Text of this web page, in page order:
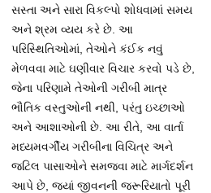
સસ્તા અને સારા વિકલ્પો શોધવામાં સમય
અને શ્રમ વ્યય કરે છે. આ
પરિસ્થિતિઓમાં, તેઓને કંઈક નવું
મેળવવા માટે ઘણીવાર વિચાર કરવો પડે છે,
જેના પરિણામે તેઓની ગરીબી માત્ર
ભૌતિક વસ્તુઓની નથી, પરંતુ ઇચ્છાઓ
અને આશાઓની છે. આ રીતે, આ વાર્તા
મધ્યમવર્ગીય ગરીબીના વિચિત્ર અને
જટિલ પાસાઓને સમજવા માટે માર્ગદર્શન
આપે છે, જ્યાં જીવનની જરૂરિયાતો પૂરી